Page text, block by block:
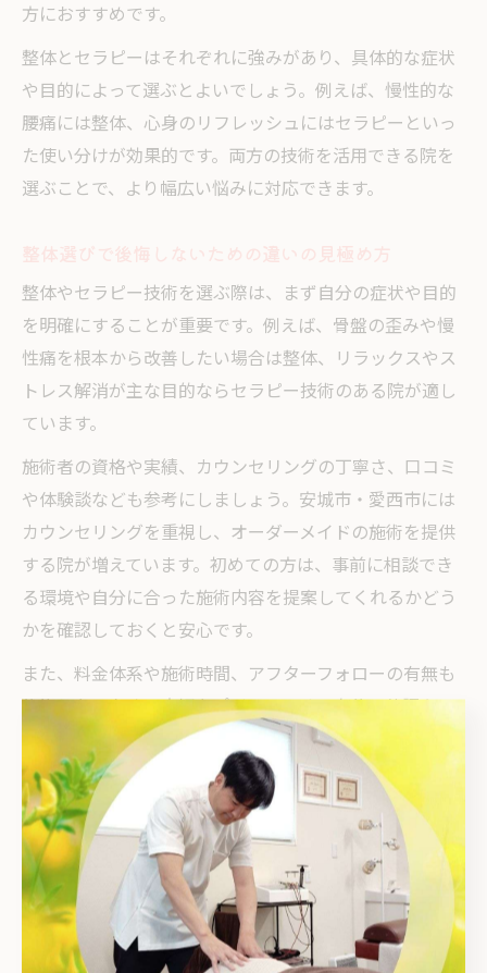
方におすすめです。
整体とセラピーはそれぞれに強みがあり、具体的な症状
や目的によって選ぶとよいでしょう。例えば、慢性的な
腰痛には整体、心身のリフレッシュにはセラピーといっ
た使い分けが効果的です。両方の技術を活用できる院を
選ぶことで、より幅広い悩みに対応できます。
整体やセラピー技術を選ぶ際は、まず自分の症状や目的
を明確にすることが重要です。例えば、骨盤の歪みや慢
性痛を根本から改善したい場合は整体、リラックスやス
トレス解消が主な目的ならセラピー技術のある院が適し
ています。
施術者の資格や実績、カウンセリングの丁寧さ、口コミ
や体験談なども参考にしましょう。安城市・愛西市には
カウンセリングを重視し、オーダーメイドの施術を提供
する院が増えています。初めての方は、事前に相談でき
る環境や自分に合った施術内容を提案してくれるかどう
かを確認しておくと安心です。
また、料金体系や施術時間、アフターフォローの有無も
後悔しないための大切なポイントです。自分の体調やラ
イフスタイルに合った院選びを心がけ、疑問点は遠慮な
く相談しましょう。納得して選ぶことで、より満足度の
高い施術体験につながります。
肩こりや腰痛には整体が最適な理由